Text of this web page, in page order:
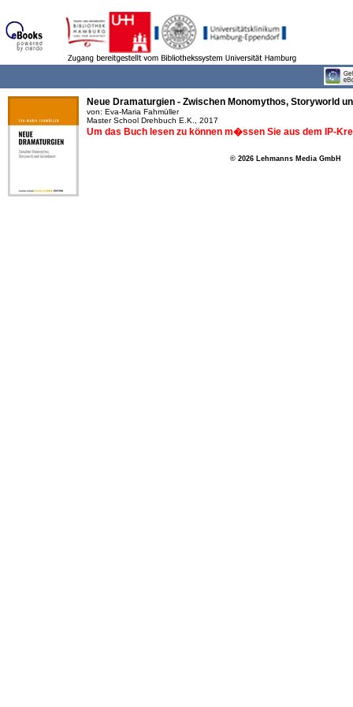
Neue Dramaturgien - Zwischen Monomythos, Storyworld
von: Eva-Maria Fahmüller
Master School Drehbuch E.K., 2017
Um das Buch lesen zu können m�ssen Sie aus dem IP-
© 2026 Lehmanns Media GmbH